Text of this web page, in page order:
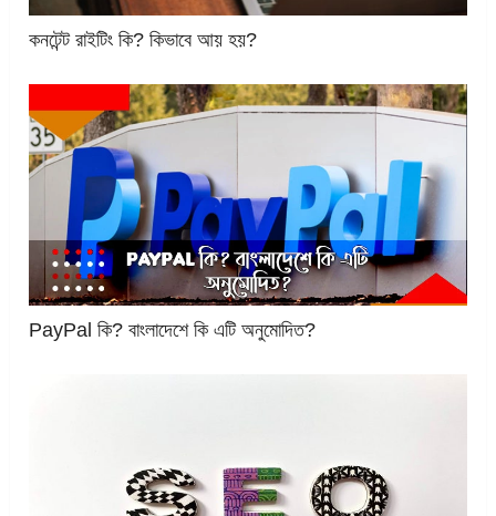
কনটেন্ট রাইটিং কি? কিভাবে আয় হয়?
PayPal কি? বাংলাদেশে কি এটি অনুমোদিত?